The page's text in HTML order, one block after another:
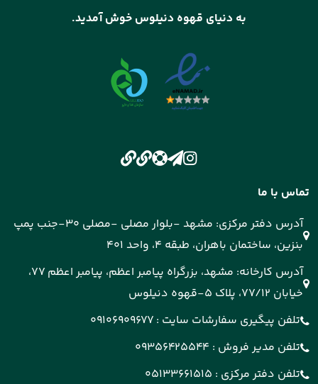
به دنیای قهوه دنیلوس خوش آمدید.
تماس با ما
آدرس دفتر مرکزی: مشهد -بلوار مصلی -مصلی 30-جنب پمپ
بنزین، ساختمان باهران، طبقه 4، واحد 401
آدرس کارخانه: مشهد، بزرگراه پیامبر اعظم، پیامبر اعظم 77،
خیابان 77/12، پلاک 5-قهوه دنیلوس
تلفن پیگیری سفارشات سایت : 09106909677
تلفن مدیر فروش : 09356425544
تلفن دفتر مرکزی : 05133661515